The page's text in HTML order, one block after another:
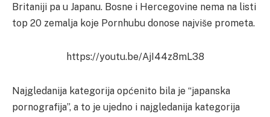
Britaniji pa u Japanu. Bosne i Hercegovine nema na listi
top 20 zemalja koje Pornhubu donose najviše prometa.
https://youtu.be/AjI44z8mL38
Najgledanija kategorija općenito bila je “japanska
pornografija”, a to je ujedno i najgledanija kategorija